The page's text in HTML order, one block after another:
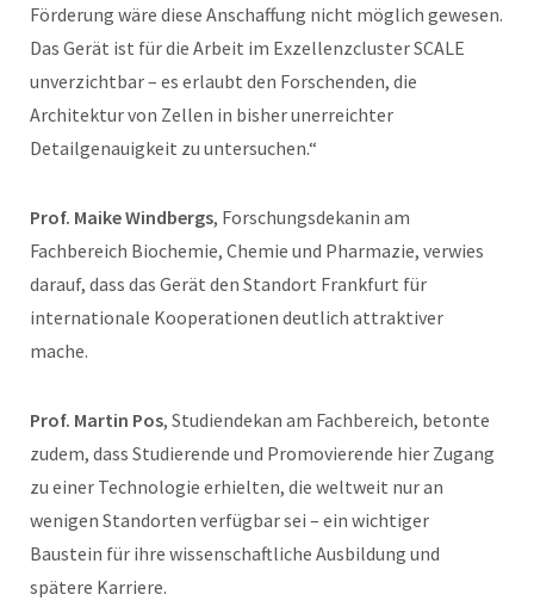
Förderung wäre diese Anschaffung nicht möglich gewesen.
Das Gerät ist für die Arbeit im Exzellenzcluster SCALE
unverzichtbar – es erlaubt den Forschenden, die
Architektur von Zellen in bisher unerreichter
Detailgenauigkeit zu untersuchen.“
Prof. Maike Windbergs, Forschungsdekanin am
Fachbereich Biochemie, Chemie und Pharmazie, verwies
darauf, dass das Gerät den Standort Frankfurt für
internationale Kooperationen deutlich attraktiver
mache.
Prof. Martin Pos, Studiendekan am Fachbereich, betonte
zudem, dass Studierende und Promovierende hier Zugang
zu einer Technologie erhielten, die weltweit nur an
wenigen Standorten verfügbar sei – ein wichtiger
Baustein für ihre wissenschaftliche Ausbildung und
spätere Karriere.